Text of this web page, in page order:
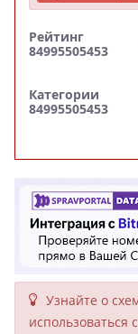
Рейтинг
84995505453
Категории
84995505453
Узнайте о
исполь­зоваться